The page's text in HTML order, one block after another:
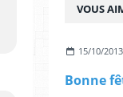
VOUS
15/10/2013